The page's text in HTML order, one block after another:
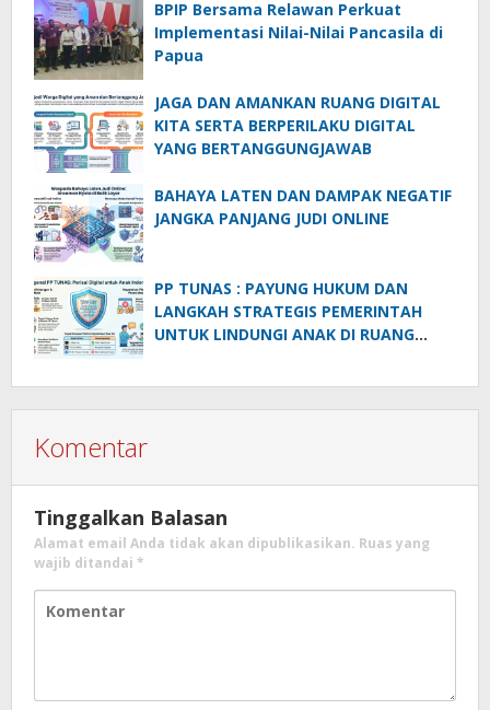
BPIP Bersama Relawan Perkuat
Implementasi Nilai-Nilai Pancasila di
Papua
JAGA DAN AMANKAN RUANG DIGITAL
KITA SERTA BERPERILAKU DIGITAL
YANG BERTANGGUNGJAWAB
BAHAYA LATEN DAN DAMPAK NEGATIF
JANGKA PANJANG JUDI ONLINE
PP TUNAS : PAYUNG HUKUM DAN
LANGKAH STRATEGIS PEMERINTAH
UNTUK LINDUNGI ANAK DI RUANG
Komentar
Tinggalkan Balasan
Alamat email Anda tidak akan dipublikasikan. Ruas yang
wajib ditandai *